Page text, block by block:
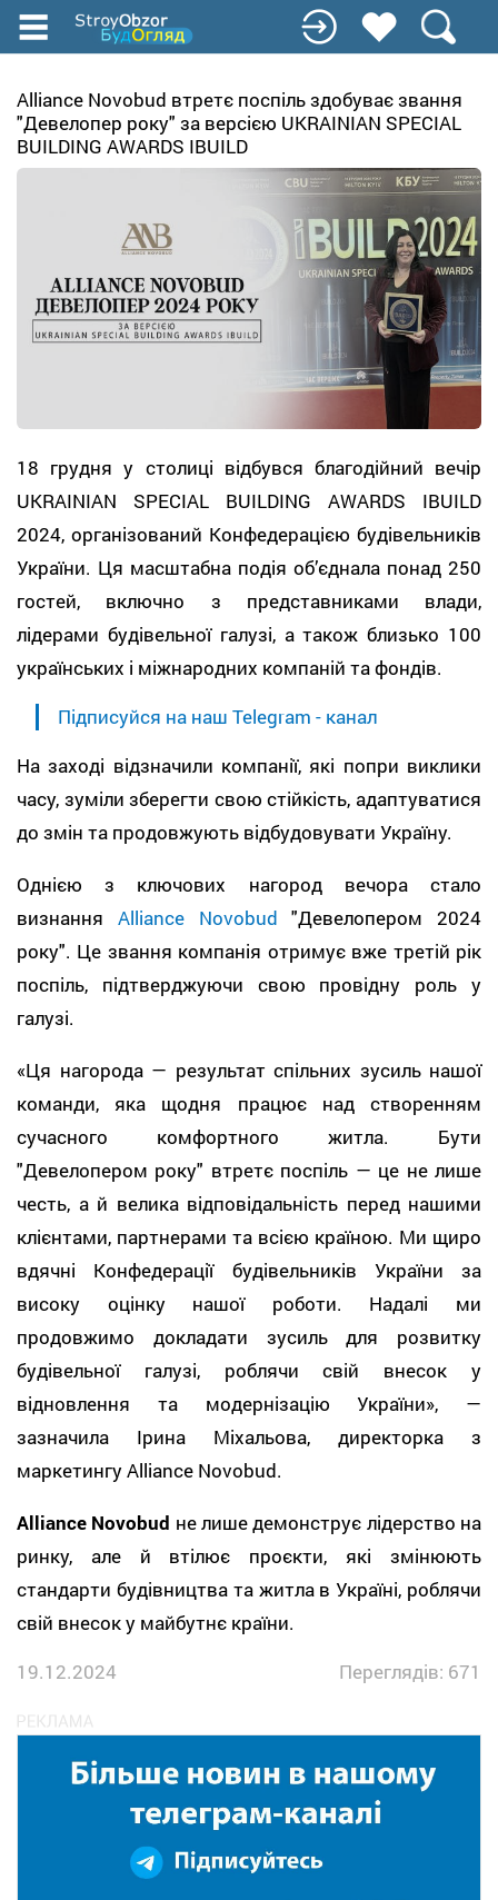
Перейти
до
вмісту
Alliance Novobud втретє поспіль здобуває звання
"Девелопер року" за версією UKRAINIAN SPECIAL
BUILDING AWARDS IBUILD
18 грудня у столиці відбувся благодійний вечір
UKRAINIAN SPECIAL BUILDING AWARDS IBUILD
2024, організований Конфедерацією будівельників
України. Ця масштабна подія об’єднала понад 250
гостей, включно з представниками влади,
лідерами будівельної галузі, а також близько 100
українських і міжнародних компаній та фондів.
Підписуйся на наш Telegram - канал
На заході відзначили компанії, які попри виклики
часу, зуміли зберегти свою стійкість, адаптуватися
до змін та продовжують відбудовувати Україну.
Однією з ключових нагород вечора стало
визнання Alliance Novobud "Девелопером 2024
року". Це звання компанія отримує вже третій рік
поспіль, підтверджуючи свою провідну роль у
галузі.
«Ця нагорода — результат спільних зусиль нашої
команди, яка щодня працює над створенням
сучасного комфортного житла. Бути
"Девелопером року" втретє поспіль — це не лише
честь, а й велика відповідальність перед нашими
клієнтами, партнерами та всією країною. Ми щиро
вдячні Конфедерації будівельників України за
високу оцінку нашої роботи. Надалі ми
продовжимо докладати зусиль для розвитку
будівельної галузі, роблячи свій внесок у
відновлення та модернізацію України», —
зазначила Ірина Міхальова, директорка з
маркетингу Alliance Novobud.
Alliance Novobud не лише демонструє лідерство на
ринку, але й втілює проєкти, які змінюють
стандарти будівництва та житла в Україні, роблячи
свій внесок у майбутнє країни.
19.12.2024
Переглядів: 671